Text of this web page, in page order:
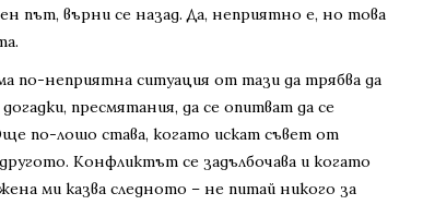
път, върни се назад. Да, неприятно е, но това
по-неприятна ситуация от тази да трябва да
пресмятания, да се опитват да се
по-лошо става, когато искат съвет от
Конфликтът се задълбочава и когато
ми казва следното – не питай никого за